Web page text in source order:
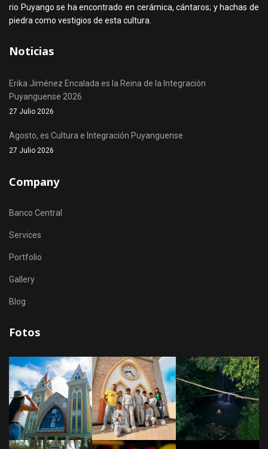
rio Puyango se ha encontrado en cerámica, cántaros; y hachas de
piedra como vestigios de esta cultura.
Noticias
Erika Jiménez Encalada es la Reina de la Integración
Puyanguense 2026
27 Julio 2026
Agosto, es Cultura e Integración Puyanguense
27 Julio 2026
Company
Banco Central
Services
Portfolio
Gallery
Blog
Fotos